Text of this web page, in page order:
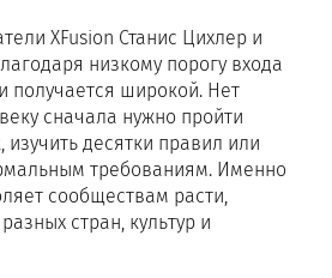
XFusion Станис Цихлер и
низкому порогу входа
получается широкой. Нет
сначала нужно пройти
десятки правил или
требованиям. Именно
сообществам расти,
стран, культур и